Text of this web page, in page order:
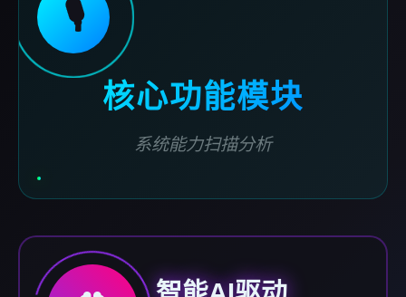
🎙️
核心功能模块
系统能力扫描分析